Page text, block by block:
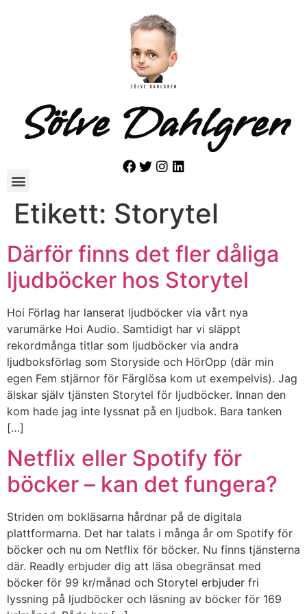
Sölve Dahlgren
Etikett: Storytel
Därför finns det fler dåliga
ljudböcker hos Storytel
Hoi Förlag har lanserat ljudböcker via vårt nya
varumärke Hoi Audio. Samtidigt har vi släppt
rekordmånga titlar som ljudböcker via andra
ljudboksförlag som Storyside och HörOpp (där min
egen Fem stjärnor för Färglösa kom ut exempelvis). Jag
älskar själv tjänsten Storytel för ljudböcker. Innan den
kom hade jag inte lyssnat på en ljudbok. Bara tanken
[…]
Netflix eller Spotify för
böcker – kan det fungera?
Striden om bokläsarna hårdnar på de digitala
plattformarna. Det har talats i många år om Spotify för
böcker och nu om Netflix för böcker. Nu finns tjänsterna
där. Readly erbjuder dig att läsa obegränsat med
böcker för 99 kr/månad och Storytel erbjuder fri
lyssning på ljudböcker och läsning av böcker för 169